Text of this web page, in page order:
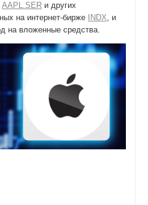
AAPL.SER и других
на интернет-бирже
INDX, и
на вложенные средства.